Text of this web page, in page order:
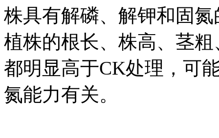
株具有解磷、解钾和固
植株的根长、株高、茎
都明显高于CK处理，可
氮能力有关。